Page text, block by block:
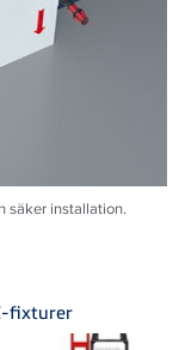
säker installation.
fixturer